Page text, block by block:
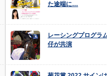
た途端に…
レーシングプログラ
仔が共演